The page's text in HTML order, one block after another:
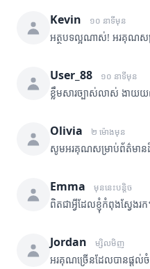
Kevin ១០ នាទីមុន
អត្ថបទល្អណាស់! អរគុណសម្
User_88 ១០ នាទីមុន
ខ្លឹមសារច្បាស់លាស់ ងា
Olivia ២ ម៉ោងមុន
សូមអរគុណសម្រាប់ព័ត៌មានដ៏
Emma មុននេះបន្តិច
ពិតជាអ្វីដែលខ្ញុំកំពុងស្វែងរក
Jordan ម្សិលមិញ
អរគុណច្រើនដែលបានផ្តល់